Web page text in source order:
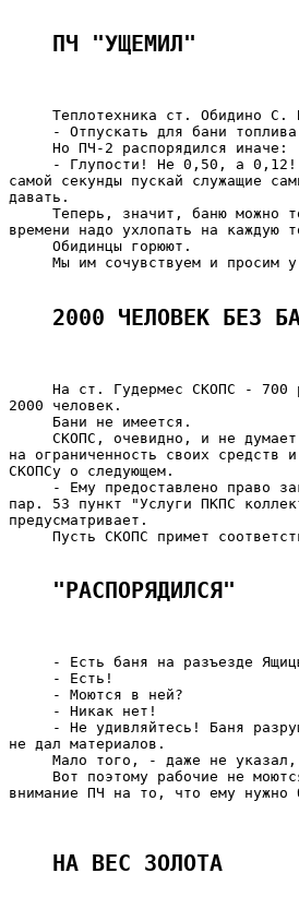
ПЧ "УЩЕМИЛ"
Теплотехника ст. Обидино С.
- Отпускать для бани топлива
     Но ПЧ-2 распорядился иначе:
- Глупости! Не 0,50, а
самой секунды пускай служащие
давать.
Теперь, значит, баню можно
времени надо ухлопать на каждую
     Обидинцы горюют.
Мы им сочувствуем и просим
2000 ЧЕЛОВЕК БЕЗ
На ст. Гудермес СКОПС - 700
2000 человек.
     Бани не имеется.
СКОПС, очевидно, и не
на ограниченность своих средств
СКОПСу о следующем.
- Ему предоставлено право
пар. 53 пункт "Услуги ПКПС
предусматривает.
Пусть СКОПС примет
"РАСПОРЯДИЛСЯ"
- Есть баня на разъезде
     - Есть!
     - Моются в ней?
     - Никак нет!
- Не удивляйтесь! Баня
не дал материалов.
Мало того, - даже не
Вот поэтому рабочие не
внимание ПЧ на то, что ему нужно
НА ВЕС ЗОЛОТА